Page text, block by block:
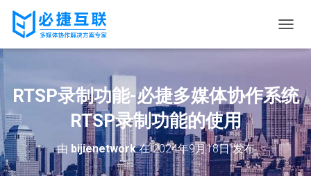
换
RTSP录制功能-必捷多媒体协作系统
RTSP录制功能的使用
由 bijienetwork在2024年9月18日发布